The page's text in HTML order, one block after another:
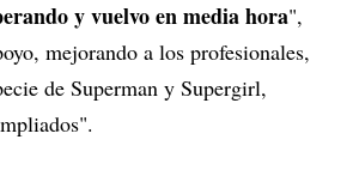
y vuelvo en media hora",
mejorando a los profesionales,
de Superman y Supergirl,